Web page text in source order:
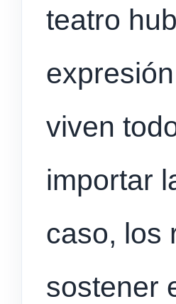
teatro
viven
importar
caso, los
sostener